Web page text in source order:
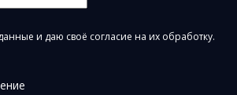
и даю своё согласие на их обработку.